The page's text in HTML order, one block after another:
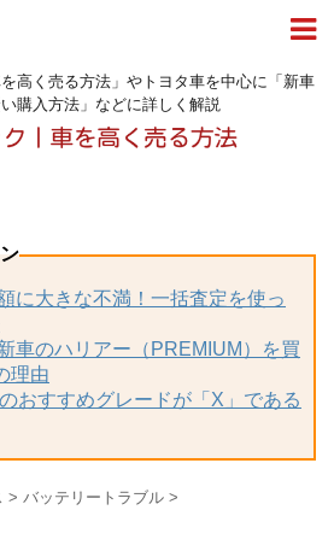
高く売る方法」やトヨタ車を中心に「新車
購入方法」などに詳しく解説
に大きな不満！一括査定を使っ
車のハリアー（PREMIUM）を買
理由
おすすめグレードが「X」である
> バッテリートラブル >